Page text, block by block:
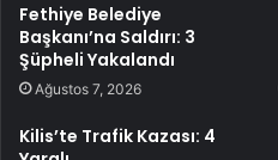
Fethiye Belediye
Başkanı’na Saldırı: 3
Şüpheli Yakalandı
Ağustos 7, 2026
Kilis’te Trafik Kazası: 4